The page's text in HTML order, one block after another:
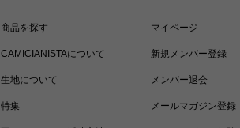
商品を探す
CAMICIANISTAについて
生地について
特集
マイページ
新規メンバー登録
メンバー退会
メールマガジン登録